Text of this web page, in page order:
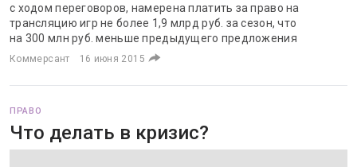
с ходом переговоров, намерена платить за право на
трансляцию игр не более 1,9 млрд руб. за сезон, что
на 300 млн руб. меньше предыдущего предложения
Коммерсант 16 июня 2015
ПРАВО
Что делать в кризис?